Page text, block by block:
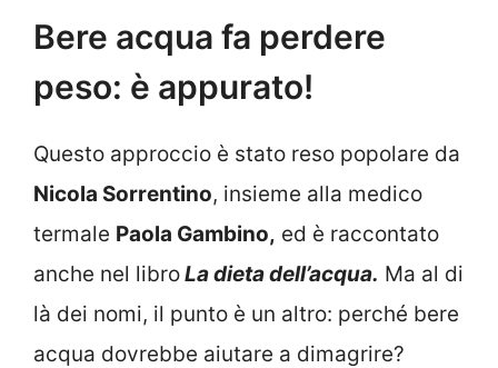
Bere acqua fa perdere
peso: è appurato!
Questo approccio è stato reso popolare da
Nicola Sorrentino, insieme alla medico
termale Paola Gambino, ed è raccontato
anche nel libroLa dieta dell’acqua. Ma al di
là dei nomi, il punto è un altro: perché bere
acqua dovrebbe aiutare a dimagrire?